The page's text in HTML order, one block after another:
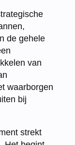
de gehele
van
waarborgen
bij
strekt